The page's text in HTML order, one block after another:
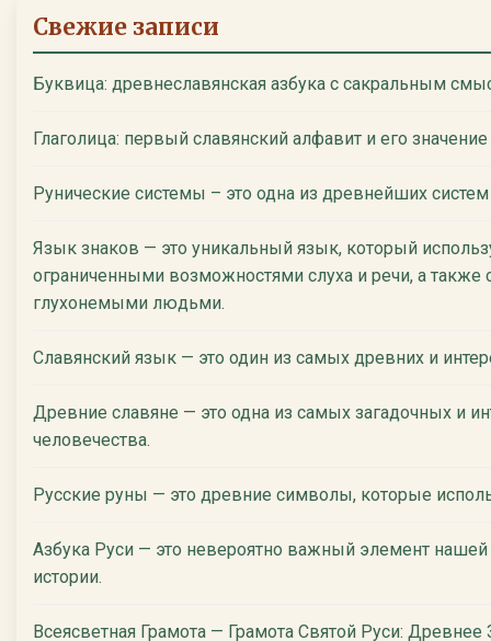
Свежие записи
Буквица: древнеславянская азбука с сакральным
Глаголица: первый славянский алфавит и его
Рунические системы – это одна из древнейших
Язык знаков — это уникальный язык, который
ограниченными возможностями слуха и речи, а также
глухонемыми людьми.
Славянский язык — это один из самых древних и
Древние славяне — это одна из самых загадочных и
человечества.
Русские руны — это древние символы, которые
Азбука Руси — это невероятно важный элемент
истории.
Всеясветная Грамота — Грамота Святой Руси: